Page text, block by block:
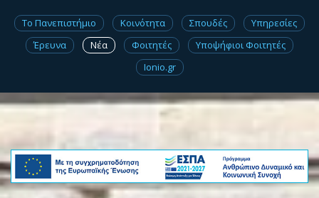
Το Πανεπιστήμιο Κοινότητα Σπουδές
Υπηρεσίες
Έρευνα
Νέα Φοιτητές
Υποψήφιοι Φοιτητές
Ionio.gr